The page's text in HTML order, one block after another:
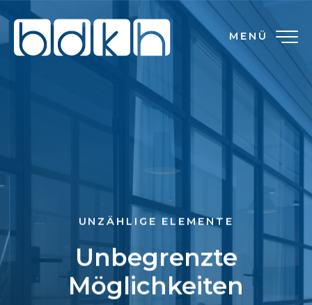
MENÜ
UNZÄHLIGE ELEMENTE
Unbegrenzte
Möglichkeiten